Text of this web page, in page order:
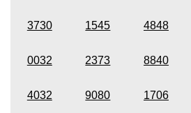
3730 1545 4848
0032 2373 8840
4032 9080 1706